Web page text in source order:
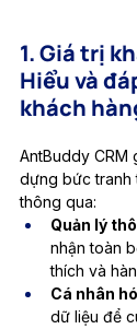
1. Giá trị
Hiểu và
khách
AntBuddy CRM
dựng bức tranh
thông qua:
Quản lý
nhận toàn
thích và
Cá nhân
dữ liệu để